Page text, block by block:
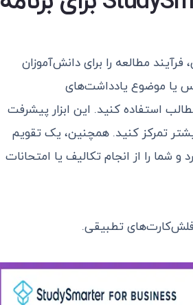
مطالعه را برای دانش‌آموزان
یا موضوع یادداشت‌های
استفاده کنید. این ابزار پیشرفت
تمرکز کنید. همچنین، یک تقویم
شما را از انجام تکالیف یا امتحانات